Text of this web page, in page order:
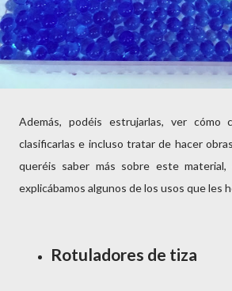
Además, podéis estrujarlas, ver cómo
clasificarlas e incluso tratar de hacer
queréis saber más sobre este
explicábamos algunos de los usos que les
Rotuladores de tiza